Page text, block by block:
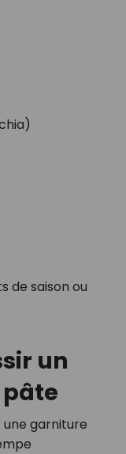
de saison ou
un
une garniture